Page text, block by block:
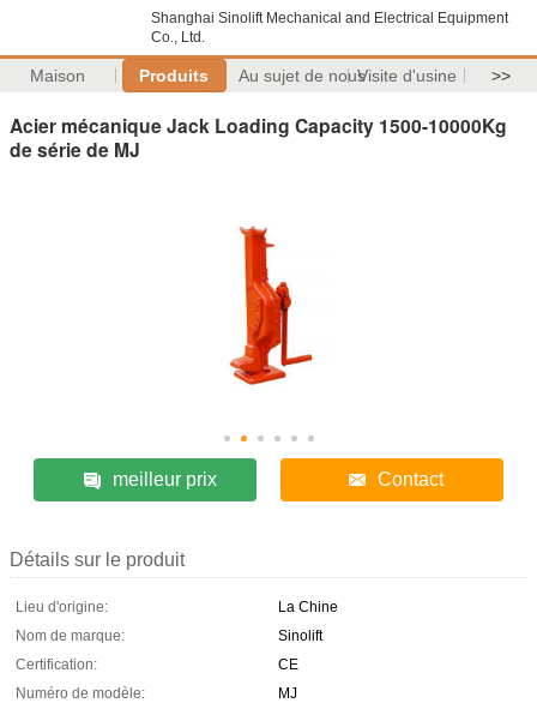
Shanghai Sinolift Mechanical and Electrical Equipment
Co., Ltd.
Maison Produits Au sujet de nousVisite d'usine >>
Acier mécanique Jack Loading Capacity 1500-10000Kg
de série de MJ
meilleur prix Contact
Détails sur le produit
Lieu d'origine:
La Chine
Nom de marque:
Sinolift
Certification:
CE
Numéro de modèle:
MJ